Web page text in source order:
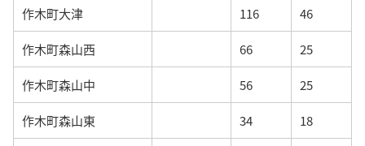
作木町大津 116 46
作木町森山西 66 25
作木町森山中 56 25
作木町森山東 34 18